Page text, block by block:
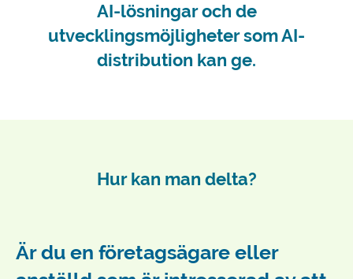
AI-lösningar och de
utvecklingsmöjligheter som AI-
distribution kan ge.
Hur kan man delta?
Är du en företagsägare eller